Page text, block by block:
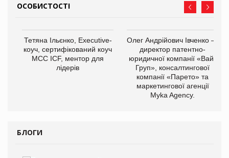
ОСОБИСТОСТІ
Тетяна Ільєнко, Executive-
коуч, сертифікований коуч
МСС ICF, ментор для
лідерів
Олег Андрійович Івченко —
директор патентно-
юридичної компанії «Вайз
Груп», консалтингової
компанії «Парето» та
маркетингової агенції
Myka Agency.
БЛОГИ